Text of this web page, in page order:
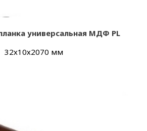
универсальная МДФ PL
32х10х2070 мм